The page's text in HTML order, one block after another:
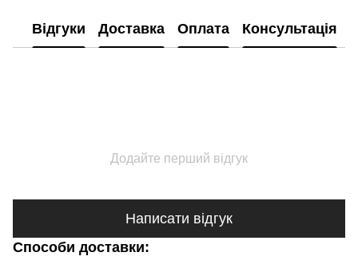
Відгуки Доставка Оплата Консультація
Додайте перший відгук
Написати відгук
Способи доставки: